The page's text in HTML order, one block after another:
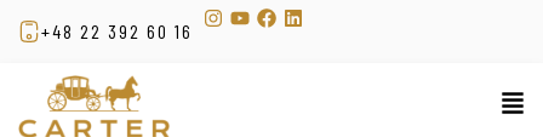
+48 22 392 60 16